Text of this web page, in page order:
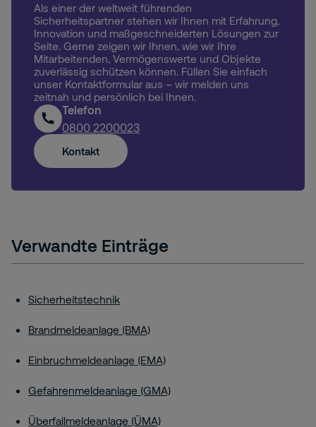
Als einer der weltweit führenden
Sicherheitspartner stehen wir Ihnen mit Erfahrung,
Innovation und maßgeschneiderten Lösungen zur
Seite. Gerne zeigen wir Ihnen, wie wir Ihre
Mitarbeitenden, Vermögenswerte und Objekte
zuverlässig schützen können. Füllen Sie einfach
unser Kontaktformular aus – wir melden uns
zeitnah und persönlich bei Ihnen.
Telefon
0800 2200023
Kontakt
Verwandte Einträge
Sicherheitstechnik
Brandmeldeanlage (BMA)
Einbruchmeldeanlage (EMA)
Gefahrenmeldeanlage (GMA)
Überfallmeldeanlage (ÜMA)